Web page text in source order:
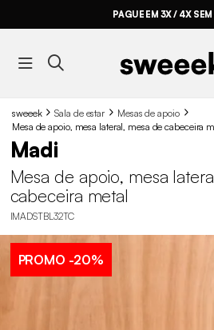
PAGUE EM 3X / 4X
sweeek Sala de estar
Mesas de apoio
Mesa de apoio, mesa lateral, mesa de cabeceira
Madi
Mesa de apoio, mesa
cabeceira metal
IMADSTBL32TC
PROMO -20%